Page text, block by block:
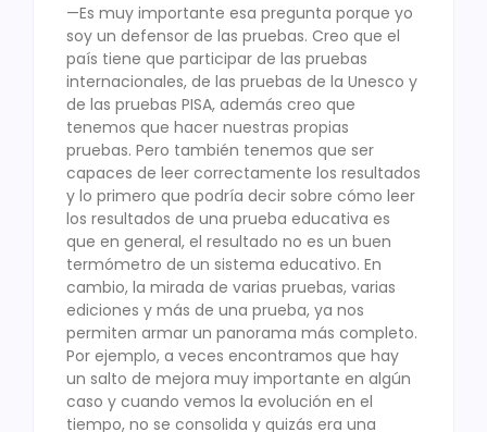
—Es muy importante esa pregunta porque yo
soy un defensor de las pruebas. Creo que el
país tiene que participar de las pruebas
internacionales, de las pruebas de la Unesco y
de las pruebas PISA, además creo que
tenemos que hacer nuestras propias
pruebas. Pero también tenemos que ser
capaces de leer correctamente los resultados
y lo primero que podría decir sobre cómo leer
los resultados de una prueba educativa es
que en general, el resultado no es un buen
termómetro de un sistema educativo. En
cambio, la mirada de varias pruebas, varias
ediciones y más de una prueba, ya nos
permiten armar un panorama más completo.
Por ejemplo, a veces encontramos que hay
un salto de mejora muy importante en algún
caso y cuando vemos la evolución en el
tiempo, no se consolida y quizás era una